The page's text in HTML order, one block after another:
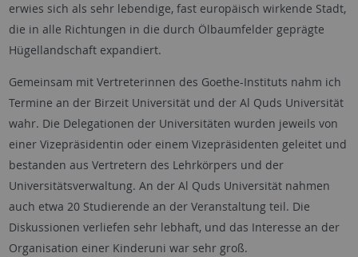
erwies sich als sehr lebendige, fast europäisch wirkende Stadt,
die in alle Richtungen in die durch Ölbaumfelder geprägte
Hügellandschaft expandiert.
Gemeinsam mit Vertreterinnen des Goethe-Instituts nahm ich
Termine an der Birzeit Universität und der Al Quds Universität
wahr. Die Delegationen der Universitäten wurden jeweils von
einer Vizepräsidentin oder einem Vizepräsidenten geleitet und
bestanden aus Vertretern des Lehrkörpers und der
Universitätsverwaltung. An der Al Quds Universität nahmen
auch etwa 20 Studierende an der Veranstaltung teil. Die
Diskussionen verliefen sehr lebhaft, und das Interesse an der
Organisation einer Kinderuni war sehr groß.